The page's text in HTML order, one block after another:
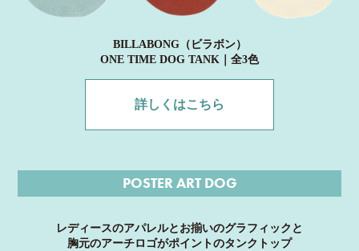
BILLABONG（ビラボン）
ONE TIME DOG TANK｜全3色
詳しくはこちら
POSTER ART DOG
レディースのアパレルとお揃いのグラフィックと
胸元のアーチロゴがポイントのタンクトップ